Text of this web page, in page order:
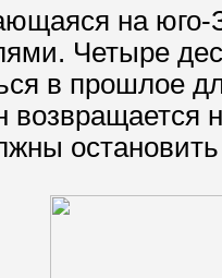
на
Четыре
в прошлое
остановить